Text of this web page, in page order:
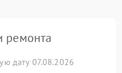
ремонта
дату 07.08.2026